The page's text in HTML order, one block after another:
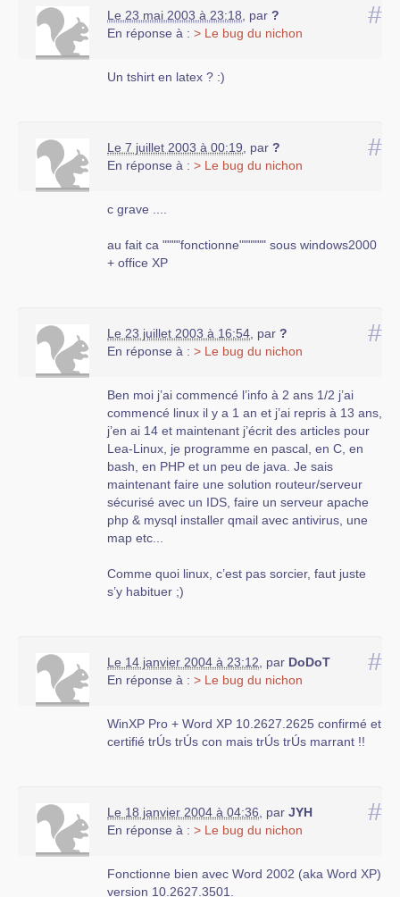
#
Le 23 mai 2003 à 23:18 par ?
En réponse à : > Le bug du nichon
Un tshirt en latex ? :)
#
Le 7 juillet 2003 à 00:19 par ?
En réponse à : > Le bug du nichon
c grave ....
au fait ca """"fonctionne"""""" sous windows2000
+ office XP
#
Le 23 juillet 2003 à 16:54 par ?
En réponse à : > Le bug du nichon
Ben moi j’ai commencé l’info à 2 ans 1/2 j’ai
commencé linux il y a 1 an et j’ai repris à 13 ans,
j’en ai 14 et maintenant j’écrit des articles pour
Lea-Linux, je programme en pascal, en C, en
bash, en PHP et un peu de java. Je sais
maintenant faire une solution routeur/serveur
sécurisé avec un IDS, faire un serveur apache
php & mysql installer qmail avec antivirus, une
map etc...
Comme quoi linux, c’est pas sorcier, faut juste
s’y habituer ;)
#
Le 14 janvier 2004 à 23:12 par DoDoT
En réponse à : > Le bug du nichon
WinXP Pro + Word XP 10.2627.2625 confirmé et
certifié trÚs trÚs con mais trÚs trÚs marrant !!
#
Le 18 janvier 2004 à 04:36 par JYH
En réponse à : > Le bug du nichon
Fonctionne bien avec Word 2002 (aka Word XP)
version 10.2627.3501.